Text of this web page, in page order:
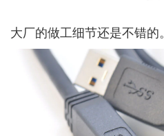
大厂的做工细节还是不错的。